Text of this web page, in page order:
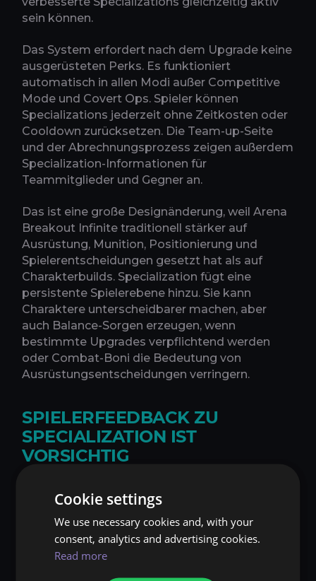
sein können.
Das System erfordert nach dem Upgrade keine
ausgerüsteten Perks. Es funktioniert
automatisch in allen Modi außer Competitive
Mode und Covert Ops. Spieler können
Specializations jederzeit ohne Zeitkosten oder
Cooldown zurücksetzen. Die Team-up-Seite
und der Abrechnungsprozess zeigen außerdem
Specialization-Informationen für
Teammitglieder und Gegner an.
Das ist eine große Designänderung, weil Arena
Breakout Infinite traditionell stärker auf
Ausrüstung, Munition, Positionierung und
Spielerentscheidungen gesetzt hat als auf
Charakterbuilds. Specialization fügt eine
persistente Spielerebene hinzu. Sie kann
Charaktere unterscheidbarer machen, aber
auch Balance-Sorgen erzeugen, wenn
bestimmte Upgrades verpflichtend werden
oder Combat-Boni die Bedeutung von
Ausrüstungsentscheidungen verringern.
SPIELERFEEDBACK ZU
SPECIALIZATION IST
VORSICHTIG
System sind nicht einseitig. Einige Spieler
interessieren sich für den zusätzlichen
Fortschritt und wollen die Perk-Struktur testen.
Andere sorgen sich, dass Perks in einem Spiel
Cookie settings
We use necessary cookies and, with your
consent, analytics and advertising cookies.
Read more